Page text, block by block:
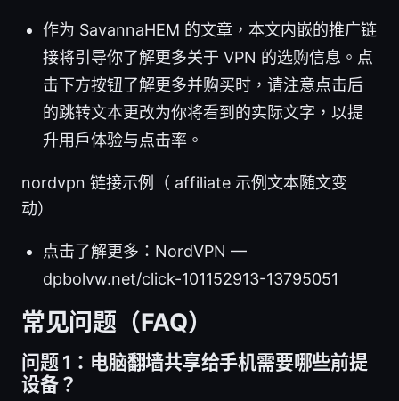
作为 SavannaHEM 的文章，本文内嵌的推广链
接将引导你了解更多关于 VPN 的选购信息。点
击下方按钮了解更多并购买时，请注意点击后
的跳转文本更改为你将看到的实际文字，以提
升用户体验与点击率。
nordvpn 链接示例（ affiliate 示例文本随文变
动）
点击了解更多：NordVPN —
dpbolvw.net/click-101152913-13795051
常见问题（FAQ）
问题 1：电脑翻墙共享给手机需要哪些前提
设备？